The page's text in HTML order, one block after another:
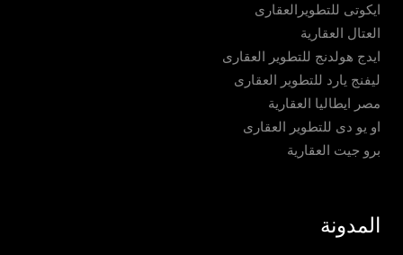
ايكوتى للتطويرالعقارى
العتال العقارية
ايدج هولدنج للتطوير العقارى
ليفنج يارد للتطوير العقارى
مصر ايطاليا العقارية
او يو دى للتطوير العقارى
برو جيت العقارية
المدونة